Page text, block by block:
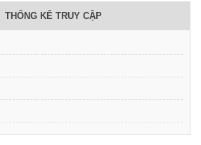
THỐNG KÊ TRUY CẬP